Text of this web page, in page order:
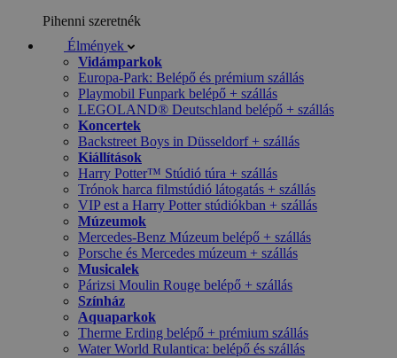
Pihenni szeretnék
Élmények
Vidámparkok
Europa-Park: Belépő és prémium szállás
Playmobil Funpark belépő + szállás
LEGOLAND® Deutschland belépő + szállás
Koncertek
Backstreet Boys in Düsseldorf + szállás
Kiállítások
Harry Potter™ Stúdió túra + szállás
Trónok harca filmstúdió látogatás + szállás
VIP est a Harry Potter stúdiókban + szállás
Múzeumok
Mercedes-Benz Múzeum belépő + szállás
Porsche és Mercedes múzeum + szállás
Musicalek
Párizsi Moulin Rouge belépő + szállás
Színház
Aquaparkok
Therme Erding belépő + prémium szállás
Water World Rulantica: belépő és szállás